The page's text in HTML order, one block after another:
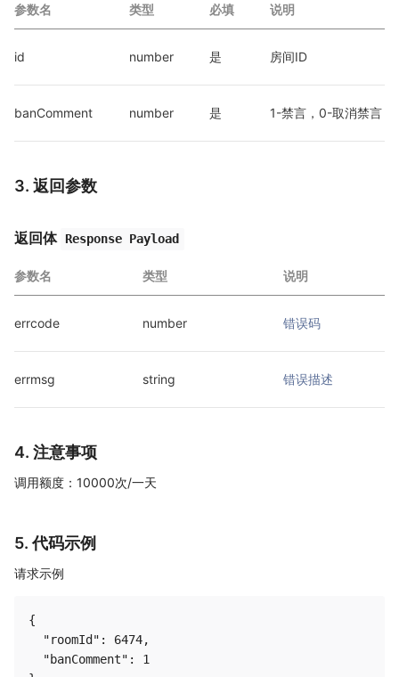
参数名 类型 必填 说明
id number 是 房间ID
banComment number 是 1-禁言，0-取消禁言
3. 返回参数
返回体 Response Payload
参数名 类型 说明
errcode number 错误码
errmsg string 错误描述
4. 注意事项
调用额度：10000次/一天
5. 代码示例
请求示例
{
  "roomId": 6474,
  "banComment": 1